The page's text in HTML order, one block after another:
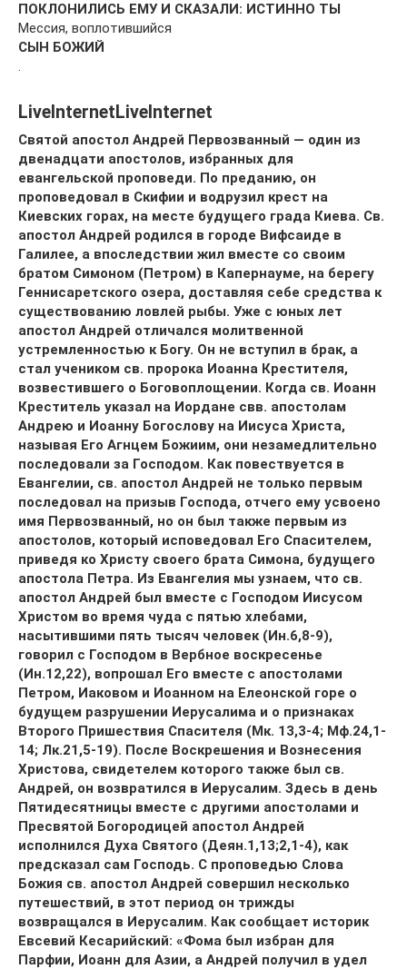
ПОКЛОНИЛИСЬ ЕМУ И СКАЗАЛИ: ИСТИННО ТЫ
Мессия, воплотившийся
СЫН БОЖИЙ
.
LiveInternetLiveInternet
Святой апостол Андрей Первозванный — один из
двенадцати апостолов, избранных для
евангельской проповеди. По преданию, он
проповедовал в Скифии и водрузил крест на
Киевских горах, на месте будущего града Киева. Св.
апостол Андрей родился в городе Вифсаиде в
Галилее, а впоследствии жил вместе со своим
братом Симоном (Петром) в Капернауме, на берегу
Геннисаретского озера, доставляя себе средства к
существованию ловлей рыбы. Уже с юных лет
апостол Андрей отличался молитвенной
устремленностью к Богу. Он не вступил в брак, а
стал учеником св. пророка Иоанна Крестителя,
возвестившего о Боговоплощении. Когда св. Иоанн
Креститель указал на Иордане свв. апостолам
Андрею и Иоанну Богослову на Иисуса Христа,
называя Его Агнцем Божиим, они незамедлительно
последовали за Господом. Как повествуется в
Евангелии, св. апостол Андрей не только первым
последовал на призыв Господа, отчего ему усвоено
имя Первозванный, но он был также первым из
апостолов, который исповедовал Его Спасителем,
приведя ко Христу своего брата Симона, будущего
апостола Петра. Из Евангелия мы узнаем, что св.
апостол Андрей был вместе с Господом Иисусом
Христом во время чуда с пятью хлебами,
насытившими пять тысяч человек (Ин.6,8-9),
говорил с Господом в Вербное воскресенье
(Ин.12,22), вопрошал Его вместе с апостолами
Петром, Иаковом и Иоанном на Елеонской горе о
будущем разрушении Иерусалима и о признаках
Второго Пришествия Спасителя (Мк. 13,3-4; Мф.24,1-
14; Лк.21,5-19). После Воскрешения и Вознесения
Христова, свидетелем которого также был св.
Андрей, он возвратился в Иерусалим. Здесь в день
Пятидесятницы вместе с другими апостолами и
Пресвятой Богородицей апостол Андрей
исполнился Духа Святого (Деян.1,13;2,1-4), как
предсказал сам Господь. С проповедью Слова
Божия св. апостол Андрей совершил несколько
путешествий, в этот период он трижды
возвращался в Иерусалим. Как сообщает историк
Евсевий Кесарийский: «Фома был избран для
Парфии, Иоанн для Азии, а Андрей получил в удел